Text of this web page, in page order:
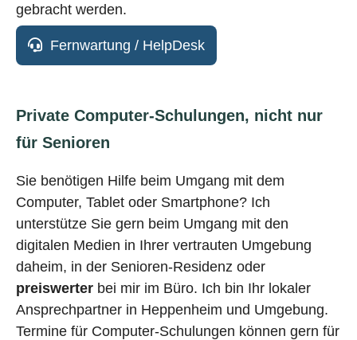
gebracht werden.
Fernwartung / HelpDesk
Private Computer-Schulungen, nicht nur
für Senioren
Sie benötigen Hilfe beim Umgang mit dem
Computer, Tablet oder Smartphone? Ich
unterstütze Sie gern beim Umgang mit den
digitalen Medien in Ihrer vertrauten Umgebung
daheim, in der Senioren-Residenz oder
preiswerter bei mir im Büro. Ich bin Ihr lokaler
Ansprechpartner in Heppenheim und Umgebung.
Termine für Computer-Schulungen können gern für